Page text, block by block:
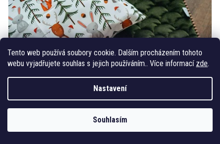
Tento web používá soubory cookie. Dalším procházením tohoto
webu vyjadřujete souhlas s jejich používáním.. Více informací zde.
Nastavení
Souhlasím